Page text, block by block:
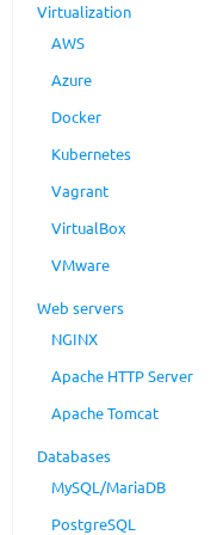
Virtualization
AWS
Azure
Docker
Kubernetes
Vagrant
VirtualBox
VMware
Web servers
NGINX
Apache HTTP Server
Apache Tomcat
Databases
MySQL/MariaDB
PostgreSQL